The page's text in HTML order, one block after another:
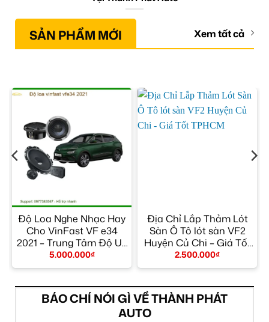
SẢN PHẨM MỚI Xem tất cả
Độ Loa Nghe Nhạc Hay
Cho VinFast VF e34
2021 – Trung Tâm Độ Uy
Tín TPHCM
5.000.000₫
Địa Chỉ Lắp Thảm Lót
Sàn Ô Tô lót sàn VF2
Huyện Củ Chi – Giá Tốt
TPHCM
2.500.000₫
BÁO CHÍ NÓI GÌ VỀ THÀNH PHÁT
AUTO